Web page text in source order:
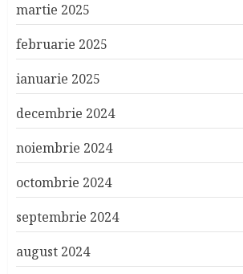
martie 2025
februarie 2025
ianuarie 2025
decembrie 2024
noiembrie 2024
octombrie 2024
septembrie 2024
august 2024